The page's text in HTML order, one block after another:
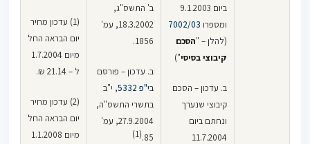
ביום 9.1.2003
ומספרו 7002/03
(להלן – "הסכם
קיבוצי בסיסי")
ב. עדכון – הסכם
קיבוצי שנערך
ונחתם ביום
11.7.2004
ב' התשס"ג,
18.3.2002, עמ'
1856.
ב. עדכון – פורסם
בי"פ 5332
, י"ב
בתשרי התשס"ה,
27.9.2004, עמ'
85.
(1)
(1) עדכון מחיר
יום הבראה החל
מיום 1.7.2004
ל – 21.14 ₪.
(2) עדכון מחיר
יום הבראה החל
מיום 1.1.2008